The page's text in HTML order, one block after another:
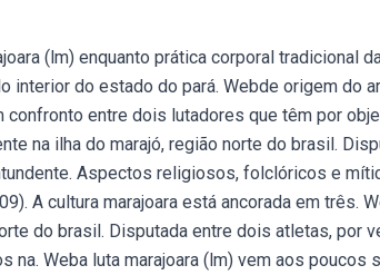
(lm) enquanto prática corporal tradicional
interior do estado do pará. Webde origem do
confronto entre dois lutadores que têm por
na ilha do marajó, região norte do brasil.
Aspectos religiosos, folclóricos e
A cultura marajoara está ancorada em três.
do brasil. Disputada entre dois atletas, por
na. Weba luta marajoara (lm) vem aos poucos